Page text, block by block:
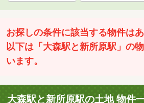
お探しの条件に該当する物件は
以下は「大森駅と新所原駅」の
います。
大森駅と新所原駅の土地 物件